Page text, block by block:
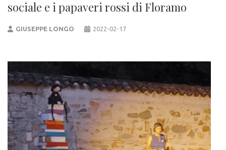
sociale e i papaveri rossi di Floramo
GIUSEPPE LONGO 2022-02-17